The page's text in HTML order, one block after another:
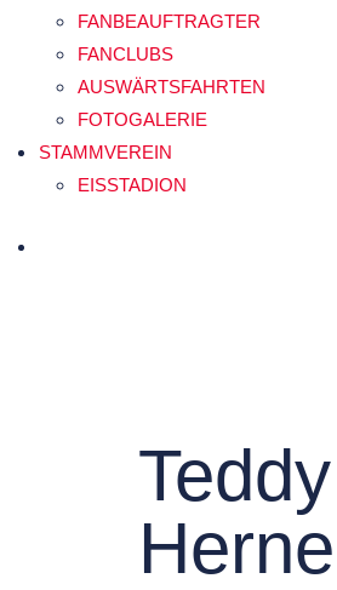
FANBEAUFTRAGTER
FANCLUBS
AUSWÄRTSFAHRTEN
FOTOGALERIE
STAMMVEREIN
EISSTADION